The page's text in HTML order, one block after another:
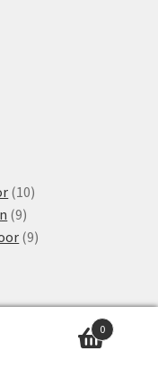
1010
99
produktů
99
0